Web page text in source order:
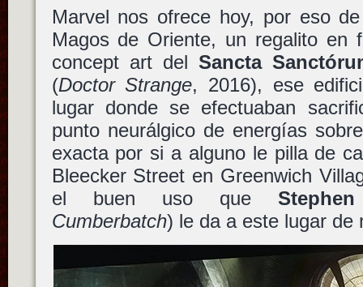
Marvel nos ofrece hoy, por eso
Magos de Oriente, un regalito en
concept art del Sancta
(Doctor Strange, 2016), ese
lugar donde se efectuaban
punto neurálgico de energías
exacta por si a alguno le pilla de
Bleecker Street en Greenwich
el buen uso que
Cumberbatch) le da a este lugar